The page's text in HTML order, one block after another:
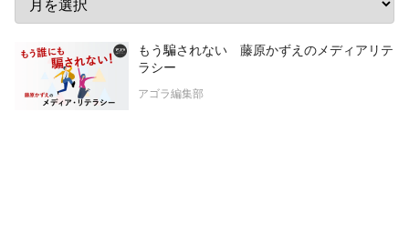
もう騙されない 藤原かずえのメディアリテ
ラシー
アゴラ編集部